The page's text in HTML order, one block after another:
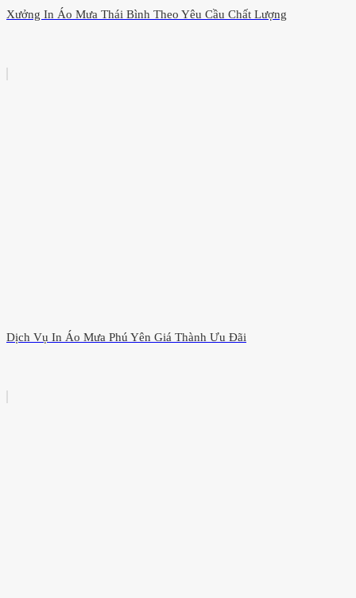
Xưởng In Áo Mưa Thái Bình Theo Yêu Cầu Chất Lượng
Dịch Vụ In Áo Mưa Phú Yên Giá Thành Ưu Đãi